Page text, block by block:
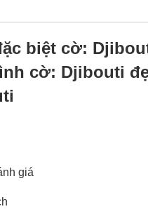
biệt cờ:
cờ: Djibouti
giá